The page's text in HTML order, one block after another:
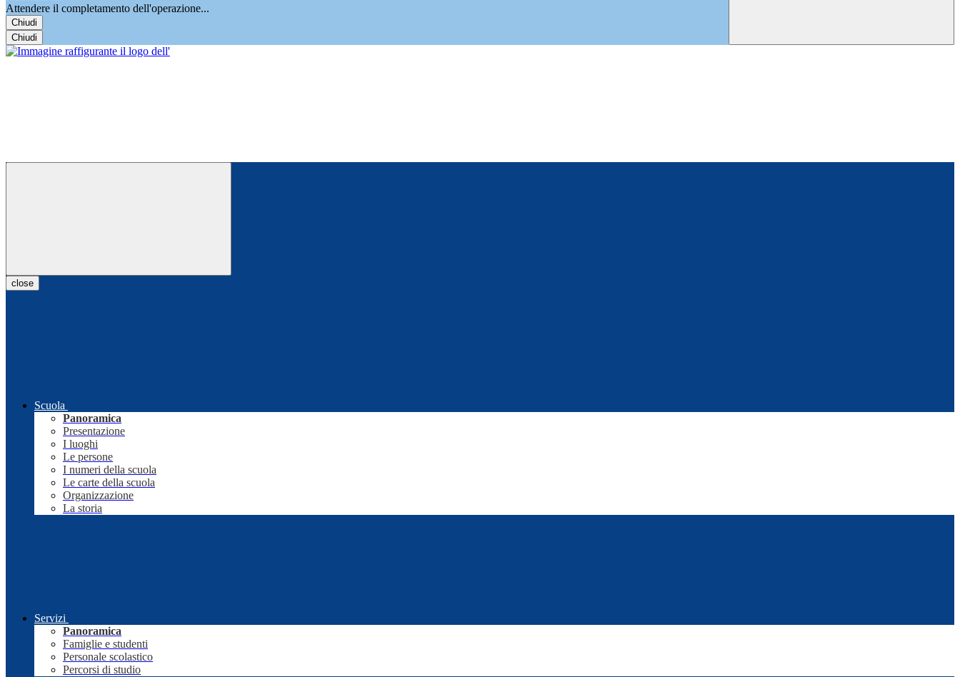
Attendere il completamento dell'operazione...
Chiudi
Chiudi
close
Scuola
Panoramica
Presentazione
I luoghi
Le persone
I numeri della scuola
Le carte della scuola
Organizzazione
La storia
Servizi
Panoramica
Famiglie e studenti
Personale scolastico
Percorsi di studio